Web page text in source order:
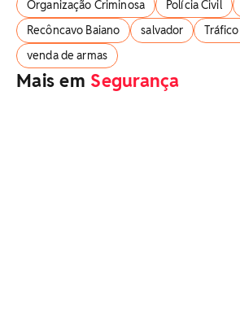
Organização Criminosa
Polícia Civil
Recôncavo Baiano
salvador
venda de armas
Mais em Segurança